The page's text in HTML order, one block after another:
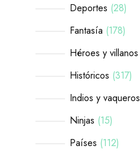
Deportes 28
Fantasía 178
Héroes y villanos
Históricos 317
Indios y vaqueros
Ninjas 15
Países 112